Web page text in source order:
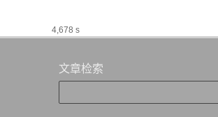
4,678 s
文章检索